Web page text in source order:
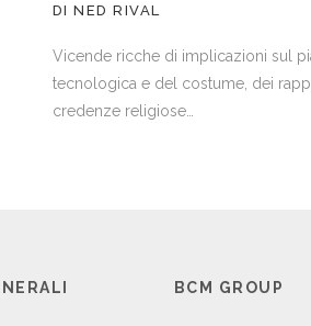
DI NED RIVAL
Vicende ricche di implicazioni sul
tecnologica e del costume, dei
credenze religiose…
BCM GROUP